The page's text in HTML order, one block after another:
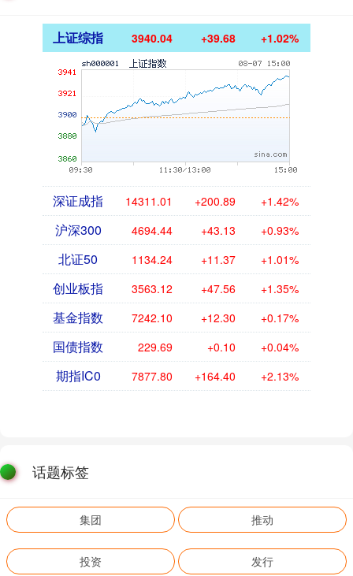
上证综指 3940.04 +39.68 +1.02%
深证成指 14311.01 +200.89 +1.42%
沪深300 4694.44 +43.13 +0.93%
北证50 1134.24 +11.37 +1.01%
创业板指 3563.12 +47.56 +1.35%
基金指数 7242.10 +12.30 +0.17%
国债指数 229.69 +0.10 +0.04%
期指IC0 7877.80 +164.40 +2.13%
话题标签
集团 推动
投资 发行